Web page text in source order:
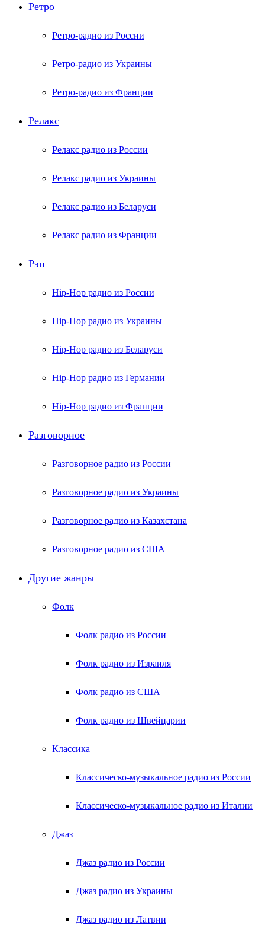
Ретро
Ретро-радио из России
Ретро-радио из Украины
Ретро-радио из Франции
Релакс
Релакс радио из России
Релакс радио из Украины
Релакс радио из Беларуси
Релакс радио из Франции
Рэп
Hip-Hop радио из России
Hip-Hop радио из Украины
Hip-Hop радио из Беларуси
Hip-Hop радио из Германии
Hip-Hop радио из Франции
Разговорное
Разговорное радио из России
Разговорное радио из Украины
Разговорное радио из Казахстана
Разговорное радио из США
Другие жанры
Фолк
Фолк радио из России
Фолк радио из Израиля
Фолк радио из США
Фолк радио из Швейцарии
Классика
Классическо-музыкальное радио из России
Классическо-музыкальное радио из Италии
Джаз
Джаз радио из России
Джаз радио из Украины
Джаз радио из Латвии